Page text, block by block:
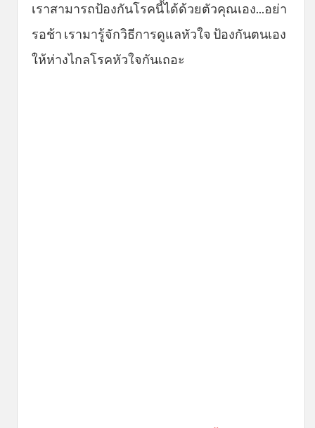
เราสามารถป้องกันโรคนี้ได้ด้วยตัวคุณเอง...อย่า
รอช้า เรามารู้จักวิธีการดูแลหัวใจ ป้องกันตนเอง
ให้ห่างไกลโรคหัวใจกันเถอะ